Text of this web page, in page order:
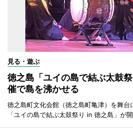
見る・遊ぶ
徳之島「ユイの島で結ぶ太鼓
催で島を沸かせる
徳之島町文化会館（徳之島町亀津）を舞
「ユイの島で結ぶ太鼓祭り in 徳之島」が開